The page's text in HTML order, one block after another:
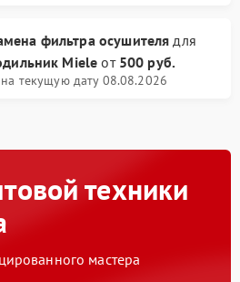
фильтра осушителя для
Miele от 500 руб.
текущую дату 08.08.2026
техники
мастера